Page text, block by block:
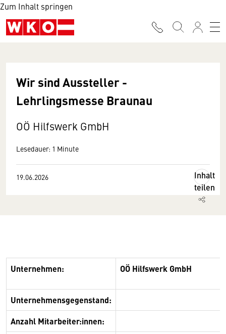
Zum Inhalt springen
Wir sind Aussteller -
Lehrlingsmesse Braunau
OÖ Hilfswerk GmbH
Lesedauer: 1 Minute
19.06.2026
Inhalt
teilen
Unternehmen: OÖ Hilfswerk GmbH
Unternehmensgegenstand:
Anzahl Mitarbeiter:innen: